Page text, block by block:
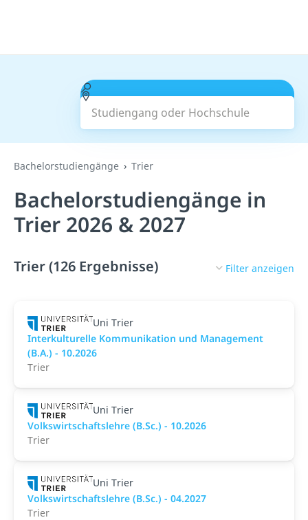
Studiengang oder Hochschule
Suchen
Bachelorstudiengänge Trier
Bachelorstudiengänge in
Trier 2026 & 2027
Trier (126 Ergebnisse) Filter anzeigen
Uni Trier
Interkulturelle Kommunikation und Management
(B.A.) - 10.2026
Trier
Uni Trier
Volkswirtschaftslehre (B.Sc.) - 10.2026
Trier
Uni Trier
Volkswirtschaftslehre (B.Sc.) - 04.2027
Trier